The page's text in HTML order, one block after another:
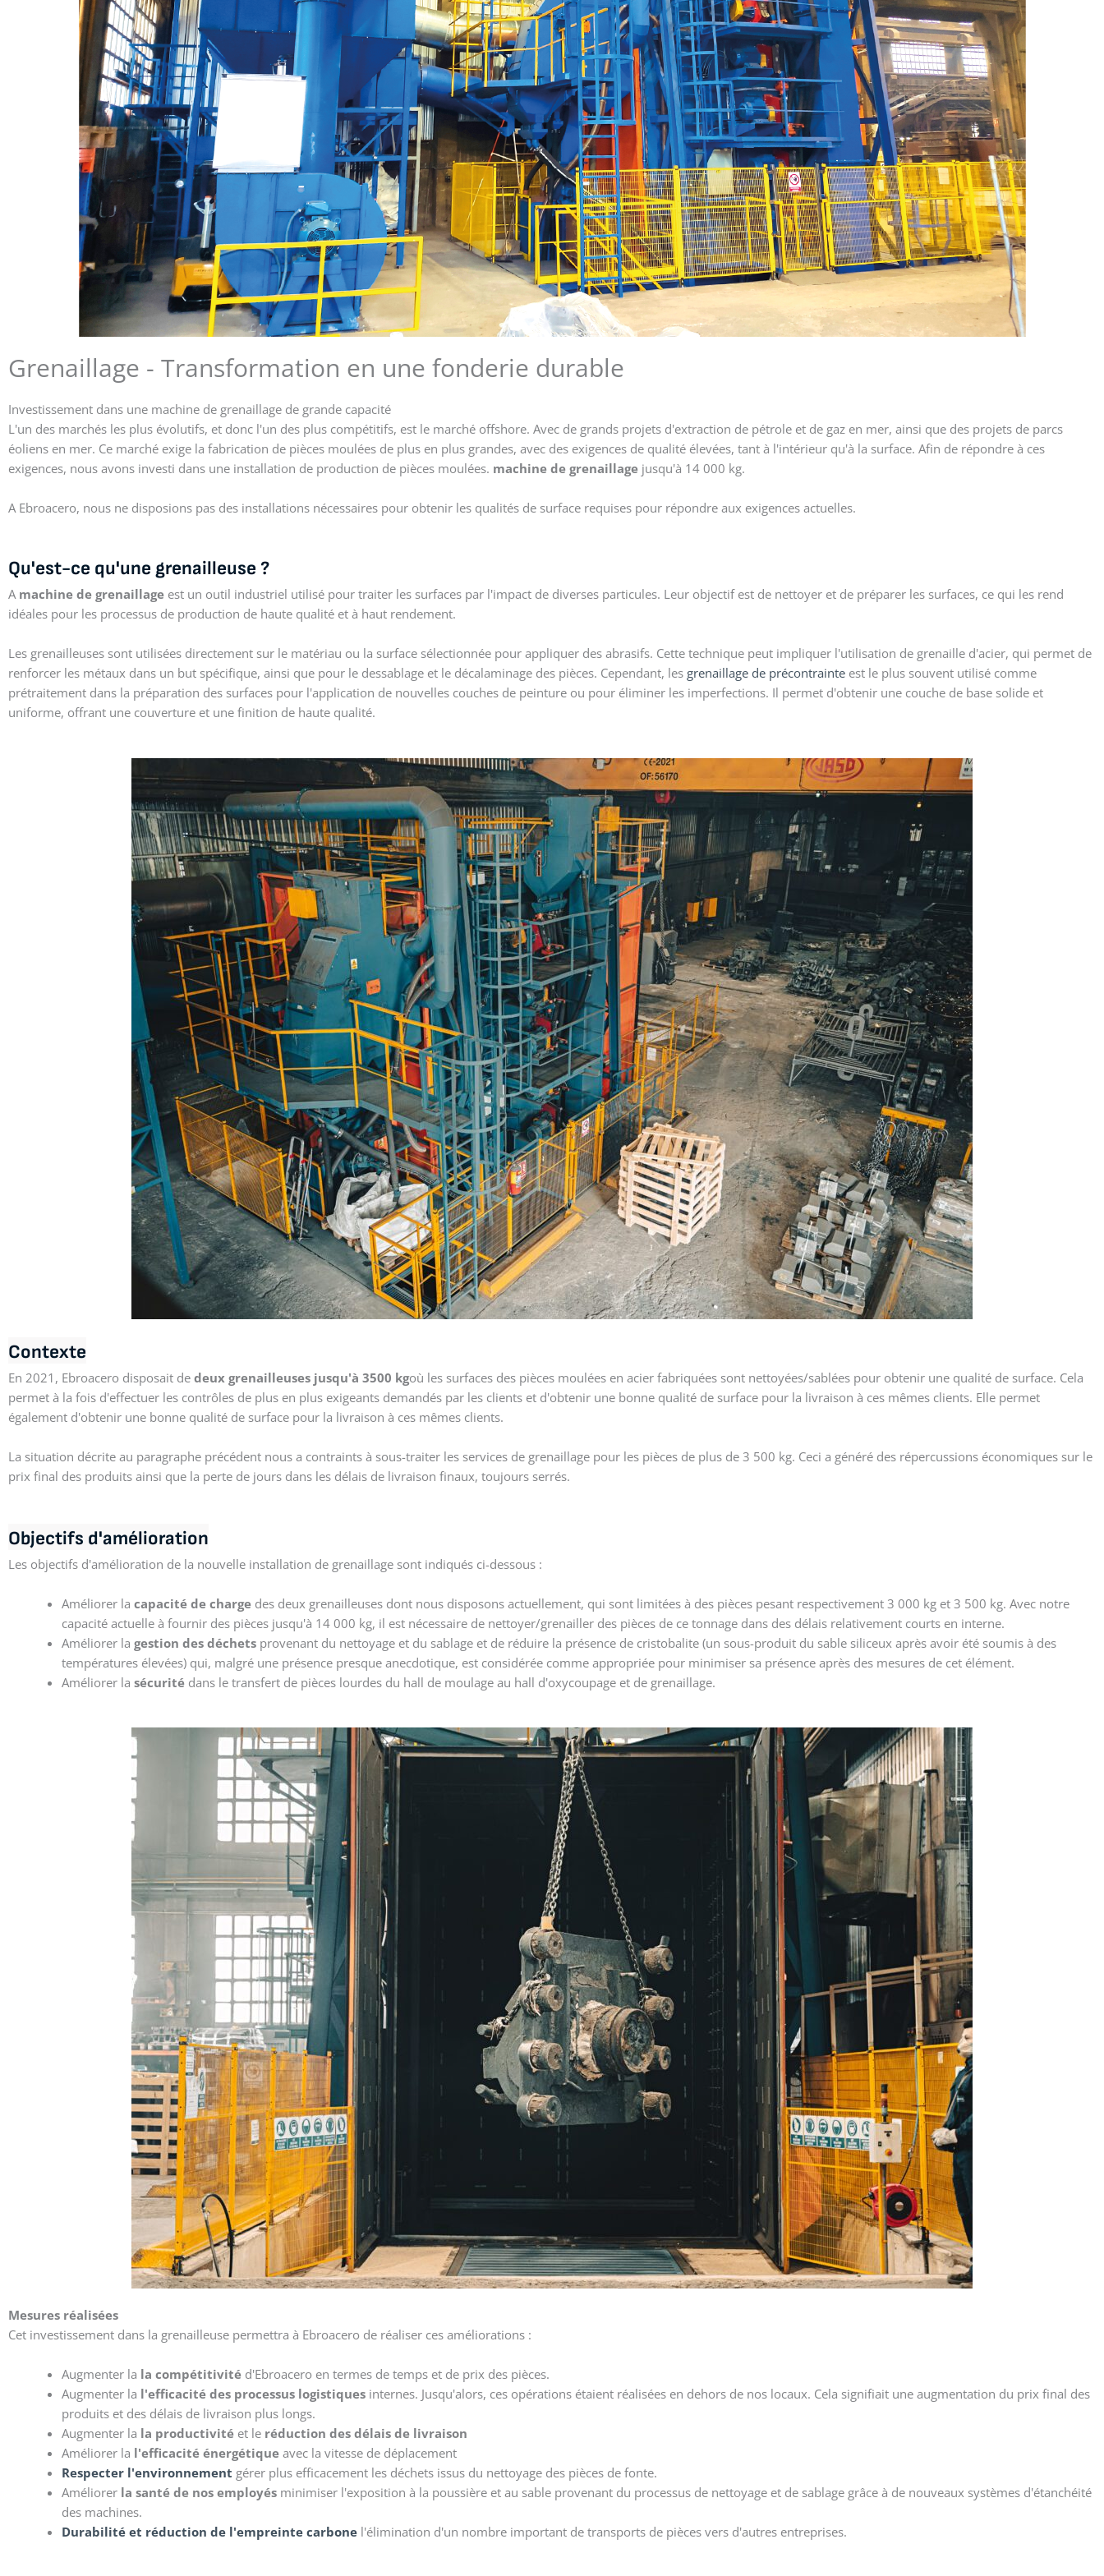
Grenaillage - Transformation en une fonderie durable
Investissement dans une machine de grenaillage de grande capacité
L'un des marchés les plus évolutifs, et donc l'un des plus compétitifs, est le marché offshore. Avec de grands projets d'extraction de pétrole et de gaz en mer, ainsi que des projets de parcs
éoliens en mer. Ce marché exige la fabrication de pièces moulées de plus en plus grandes, avec des exigences de qualité élevées, tant à l'intérieur qu'à la surface. Afin de répondre à ces
exigences, nous avons investi dans une installation de production de pièces moulées. machine de grenaillage jusqu'à 14 000 kg.
A Ebroacero, nous ne disposions pas des installations nécessaires pour obtenir les qualités de surface requises pour répondre aux exigences actuelles.
Qu'est-ce qu'une grenailleuse ?
A machine de grenaillage est un outil industriel utilisé pour traiter les surfaces par l'impact de diverses particules. Leur objectif est de nettoyer et de préparer les surfaces, ce qui les rend
idéales pour les processus de production de haute qualité et à haut rendement.
Les grenailleuses sont utilisées directement sur le matériau ou la surface sélectionnée pour appliquer des abrasifs. Cette technique peut impliquer l'utilisation de grenaille d'acier, qui permet de
renforcer les métaux dans un but spécifique, ainsi que pour le dessablage et le décalaminage des pièces. Cependant, les grenaillage de précontrainte est le plus souvent utilisé comme
prétraitement dans la préparation des surfaces pour l'application de nouvelles couches de peinture ou pour éliminer les imperfections. Il permet d'obtenir une couche de base solide et
uniforme, offrant une couverture et une finition de haute qualité.
Contexte
En 2021, Ebroacero disposait de deux grenailleuses jusqu'à 3500 kgoù les surfaces des pièces moulées en acier fabriquées sont nettoyées/sablées pour obtenir une qualité de surface. Cela
permet à la fois d'effectuer les contrôles de plus en plus exigeants demandés par les clients et d'obtenir une bonne qualité de surface pour la livraison à ces mêmes clients. Elle permet
également d'obtenir une bonne qualité de surface pour la livraison à ces mêmes clients.
La situation décrite au paragraphe précédent nous a contraints à sous-traiter les services de grenaillage pour les pièces de plus de 3 500 kg. Ceci a généré des répercussions économiques sur le
prix final des produits ainsi que la perte de jours dans les délais de livraison finaux, toujours serrés.
Objectifs d'amélioration
Les objectifs d'amélioration de la nouvelle installation de grenaillage sont indiqués ci-dessous :
Améliorer la capacité de charge des deux grenailleuses dont nous disposons actuellement, qui sont limitées à des pièces pesant respectivement 3 000 kg et 3 500 kg. Avec notre
capacité actuelle à fournir des pièces jusqu'à 14 000 kg, il est nécessaire de nettoyer/grenailler des pièces de ce tonnage dans des délais relativement courts en interne.
Améliorer la gestion des déchets provenant du nettoyage et du sablage et de réduire la présence de cristobalite (un sous-produit du sable siliceux après avoir été soumis à des
températures élevées) qui, malgré une présence presque anecdotique, est considérée comme appropriée pour minimiser sa présence après des mesures de cet élément.
Améliorer la sécurité dans le transfert de pièces lourdes du hall de moulage au hall d'oxycoupage et de grenaillage.
Mesures réalisées
Cet investissement dans la grenailleuse permettra à Ebroacero de réaliser ces améliorations :
Augmenter la la compétitivité d'Ebroacero en termes de temps et de prix des pièces.
Augmenter la l'efficacité des processus logistiques internes. Jusqu'alors, ces opérations étaient réalisées en dehors de nos locaux. Cela signifiait une augmentation du prix final des
produits et des délais de livraison plus longs.
Augmenter la la productivité et le réduction des délais de livraison
Améliorer la l'efficacité énergétique avec la vitesse de déplacement
Respecter l'environnement gérer plus efficacement les déchets issus du nettoyage des pièces de fonte.
Améliorer la santé de nos employés minimiser l'exposition à la poussière et au sable provenant du processus de nettoyage et de sablage grâce à de nouveaux systèmes d'étanchéité
des machines.
Durabilité et réduction de l'empreinte carbone l'élimination d'un nombre important de transports de pièces vers d'autres entreprises.